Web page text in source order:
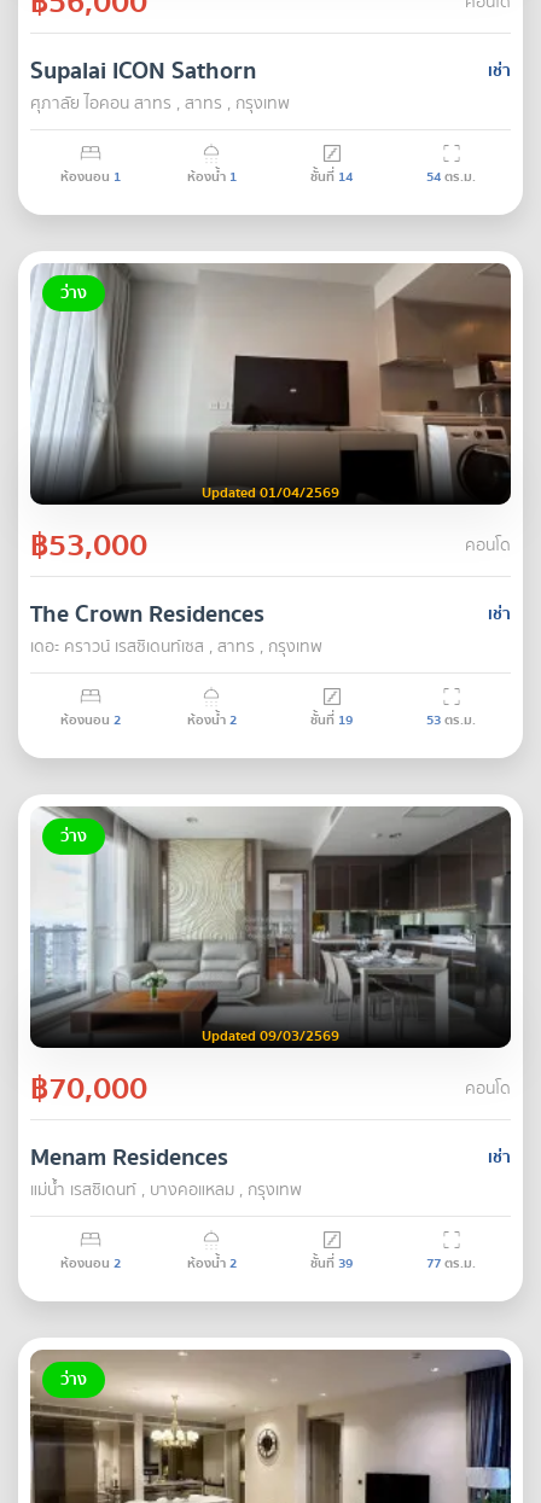
เช่า
Supalai ICON Sathorn
ศุภาลัย ไอคอน สาทร , สาทร , กรุงเทพ
ห้องนอน 1 ห้องน้ำ 1 ชั้นที่ 14 54ตร.ม.
ว่าง
Updated 01/04/2569
฿53,000 คอนโด
เช่า
The Crown Residences
เดอะ คราวน์ เรสซิเดนท์เซส , สาทร , กรุงเทพ
ห้องนอน 2 ห้องน้ำ2 ชั้นที่ 19 53ตร.ม.
ว่าง
Updated 09/03/2569
฿70,000 คอนโด
เช่า
Menam Residences
แม่น้ำ เรสซิเดนท์ , บางคอแหลม , กรุงเทพ
ห้องนอน 2 ห้องน้ำ2 ชั้นที่39 77ตร.ม.
ว่าง